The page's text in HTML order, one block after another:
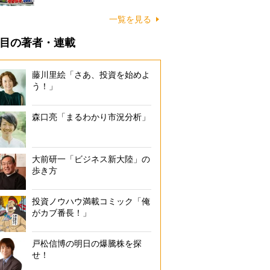
一覧を見る
の著者・連載
藤川里絵「さあ、投資を始めよ
う！」
森口亮「まるわかり市況分析」
大前研一「ビジネス新大陸」の
歩き方
投資ノウハウ満載コミック「俺
がカブ番長！」
戸松信博の明日の爆騰株を探
せ！